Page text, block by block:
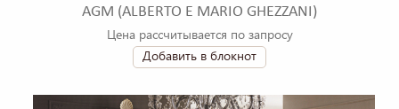
AGM (ALBERTO E MARIO GHEZZANI)
Цена рассчитывается по запросу
Добавить в блокнот